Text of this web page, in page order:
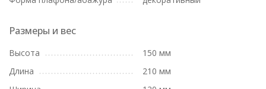
Размеры и вес
Высота
150 мм
Длина
210 мм